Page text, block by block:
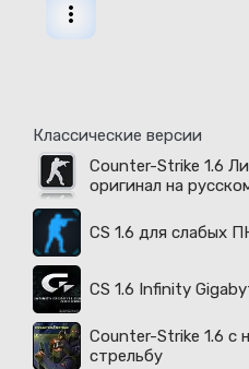
Классические версии
Counter-Strike 1.6
оригинал на
CS 1.6 для слабых
CS 1.6 Infinity
Counter-Strike 1.6 с
стрельбу